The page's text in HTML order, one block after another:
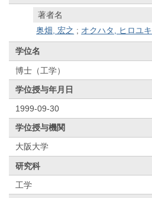
著者名
奥畑, 宏之 ; オクハタ, ヒロユキ
学位名
博士（工学）
学位授与年月日
1999-09-30
学位授与機関
大阪大学
研究科
工学